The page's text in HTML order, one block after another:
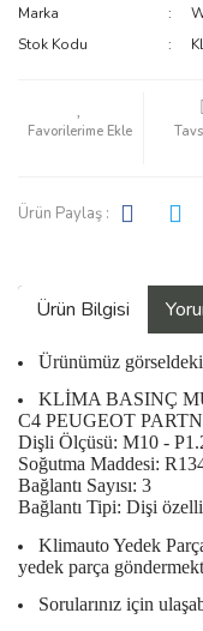
Marka
Stok Kodu
Ürün Paylaş :
Ürün Bilgisi
Ürünümüz görseldeki
KLİMA BASINÇ
C4 PEUGEOT
Dişli Ölçüsü: M10 -
Soğutma Maddesi:
Bağlantı Sayısı: 3
Bağlantı Tipi: Dişi
Klimauto Yedek
yedek parça
Sorularınız için